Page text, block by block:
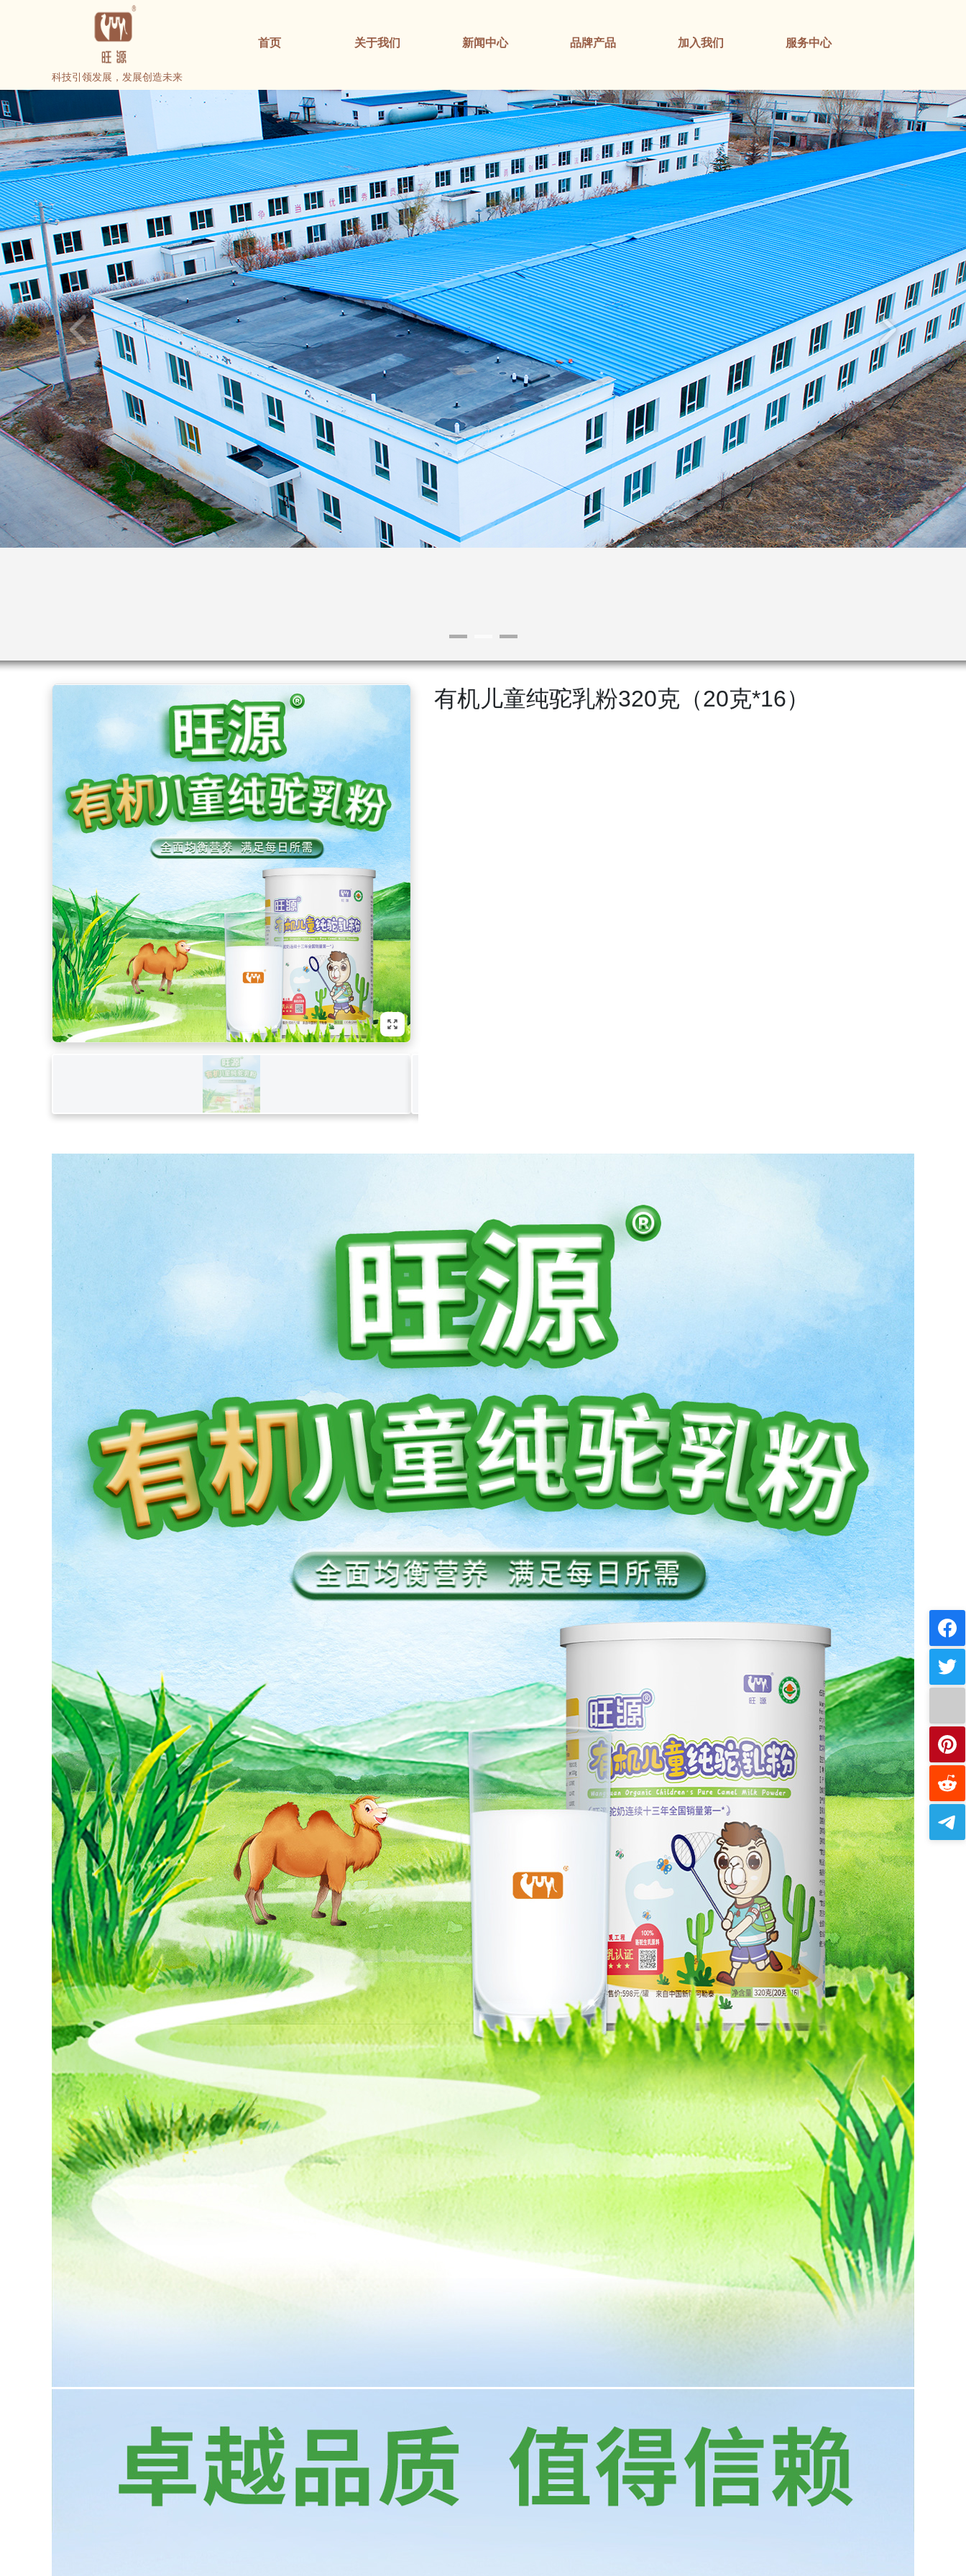
首页 关于我们 新闻中心 品牌产品 加入我们 服务中心
科技引领发展，发展创造未来
有机儿童纯驼乳粉320克（20克*16）